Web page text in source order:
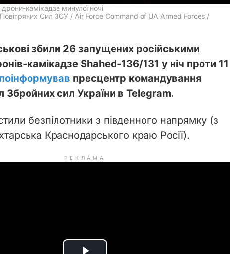
камікадзе минулої ночі
Сил ЗСУ / Air Force Command of UA Armed Forces /
збили 26 запущених російськими
камікадзе Shahed-136/131 у ніч проти 11
поінформував пресцентр командування
Збройних сил України в Telegram.
безпілотники з південного напрямку (з
Краснодарського краю Росії).
РЕКЛАМА